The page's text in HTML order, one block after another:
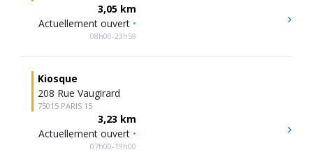
3,05 km
Actuellement ouvert •
08h00-23h59
Kiosque
208 Rue Vaugirard
75015 PARIS 15
3,23 km
Actuellement ouvert •
07h00-19h00